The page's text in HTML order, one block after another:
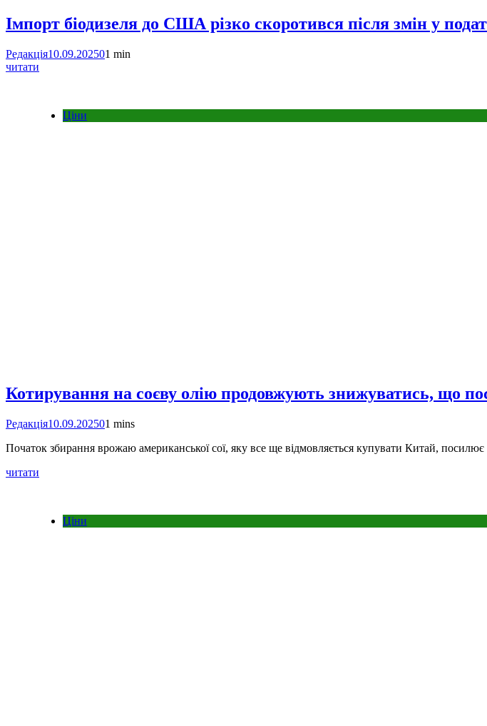
Імпорт біодизеля до США різко скоротився після змін у
Редакція10.09.202501 min
читати
Ціни
Котирування на соєву олію продовжують знижуватись, що
Редакція10.09.202501 mins
Початок збирання врожаю американської сої, яку все ще відмовляється купувати Китай, посилює
читати
Ціни